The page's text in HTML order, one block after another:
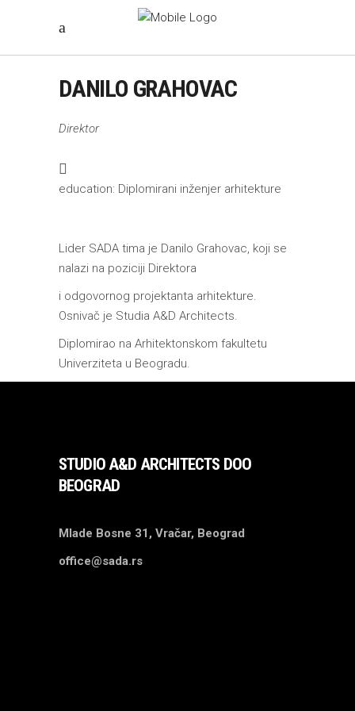
DANILO GRAHOVAC
Direktor
education: Diplomirani inženjer arhitekture
Lider SADA tima je Danilo Grahovac, koji se
nalazi na poziciji Direktora
i odgovornog projektanta arhitekture.
Osnivač je Studia A&D Architects.
Diplomirao na Arhitektonskom fakultetu
Univerziteta u Beogradu.
STUDIO A&D ARCHITECTS DOO
BEOGRAD
Mlade Bosne 31, Vračar, Beograd
office@sada.rs